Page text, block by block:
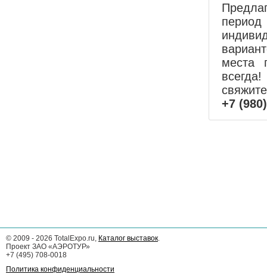
места
+7
© 2009 - 2026 TotalExpo.ru, Каталог выставок.
Проект ЗАО «АЭРОТУР»
+7 (495) 708-0018
Политика конфиденциальности